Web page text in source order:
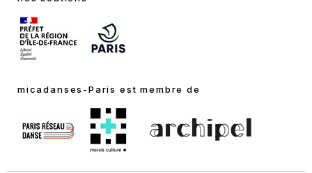
micadanses-Paris est membre de